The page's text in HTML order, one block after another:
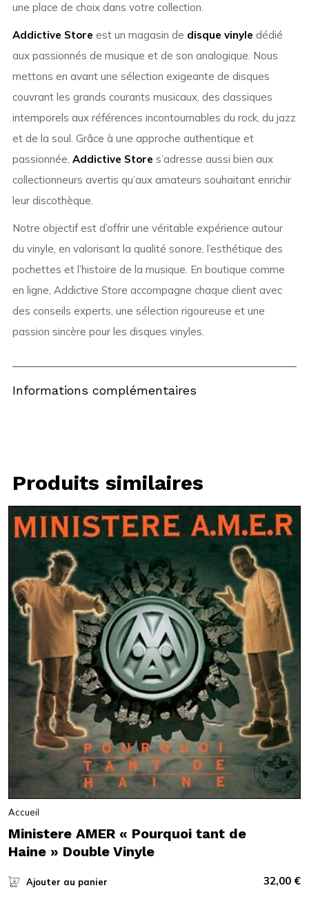
une place de choix dans votre collection.
Addictive Store est un magasin de disque vinyle dédié
aux passionnés de musique et de son analogique. Nous
mettons en avant une sélection exigeante de disques
couvrant les grands courants musicaux, des classiques
intemporels aux références incontournables du rock, du jazz
et de la soul. Grâce à une approche authentique et
passionnée, Addictive Store s’adresse aussi bien aux
collectionneurs avertis qu’aux amateurs souhaitant enrichir
leur discothèque.
Notre objectif est d’offrir une véritable expérience autour
du vinyle, en valorisant la qualité sonore, l’esthétique des
pochettes et l’histoire de la musique. En boutique comme
en ligne, Addictive Store accompagne chaque client avec
des conseils experts, une sélection rigoureuse et une
passion sincère pour les disques vinyles.
Informations complémentaires
Produits similaires
Accueil
Ministere AMER « Pourquoi tant de
Haine » Double Vinyle
Ajouter au panier 32,00 €